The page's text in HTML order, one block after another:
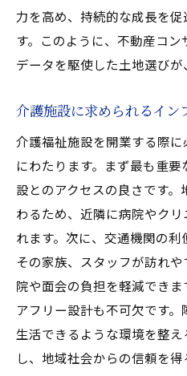
立地選定における
周辺環境が施設に
交通アクセスが利
不動産コンサルテ
トの効率化
不動産コンサルティン
の全プロセス
初期相談からプロ
開業に向けた資金
ト
スタッフ採用とト
オペレーション効
法令遵守を確実に
力を高め、持続的な成長を
す。このように、不動産コ
データを駆使した土地選びが
介護施設に求められるイン
介護福祉施設を開業する際
にわたります。まず最も重
設とのアクセスの良さです
わるため、近隣に病院やク
れます。次に、交通機関の
その家族、スタッフが訪れ
院や面会の負担を軽減でき
アフリー設計も不可欠です
生活できるような環境を整
し、地域社会からの信頼を